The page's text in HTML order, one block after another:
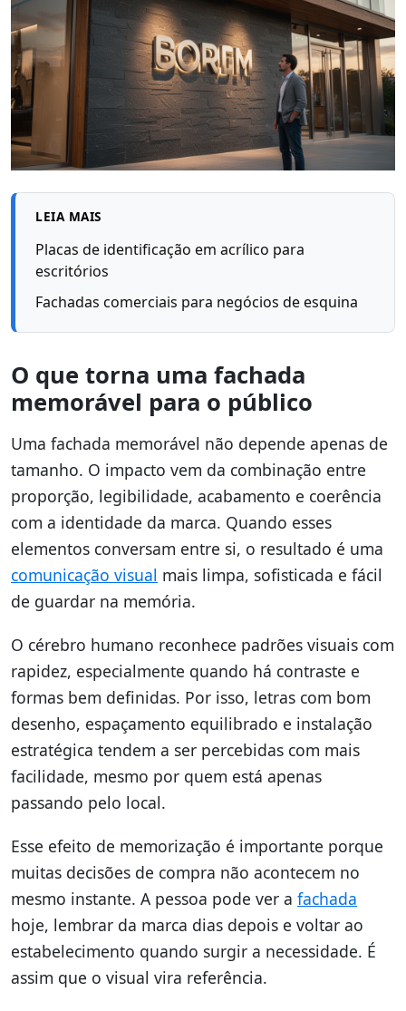
LEIA MAIS
Placas de identificação em acrílico para
escritórios
Fachadas comerciais para negócios de esquina
O que torna uma fachada
memorável para o público
Uma fachada memorável não depende apenas de
tamanho. O impacto vem da combinação entre
proporção, legibilidade, acabamento e coerência
com a identidade da marca. Quando esses
elementos conversam entre si, o resultado é uma
comunicação visual mais limpa, sofisticada e fácil
de guardar na memória.
O cérebro humano reconhece padrões visuais com
rapidez, especialmente quando há contraste e
formas bem definidas. Por isso, letras com bom
desenho, espaçamento equilibrado e instalação
estratégica tendem a ser percebidas com mais
facilidade, mesmo por quem está apenas
passando pelo local.
Esse efeito de memorização é importante porque
muitas decisões de compra não acontecem no
mesmo instante. A pessoa pode ver a fachada
hoje, lembrar da marca dias depois e voltar ao
estabelecimento quando surgir a necessidade. É
assim que o visual vira referência.